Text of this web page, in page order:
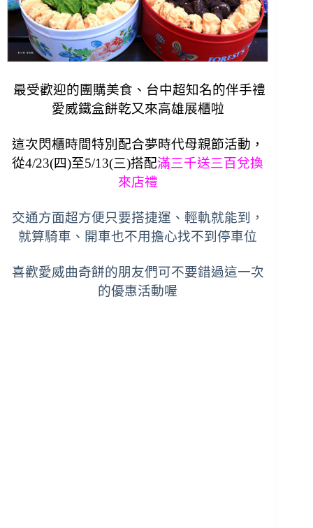
最受歡迎的團購美食、台中超知名的伴手禮
愛威鐵盒餅乾又來高雄展櫃啦
這次閃櫃時間特別配合夢時代母親節活動，
從4/23(四)至5/13(三)搭配滿三千送三百兌換
來店禮
交通方面超方便只要搭捷運、輕軌就能到，
就算騎車、開車也不用擔心找不到停車位
喜歡愛威曲奇餅的朋友們可不要錯過這一次
的優惠活動喔